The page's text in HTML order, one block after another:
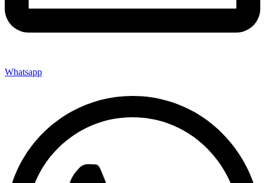
Whatsapp